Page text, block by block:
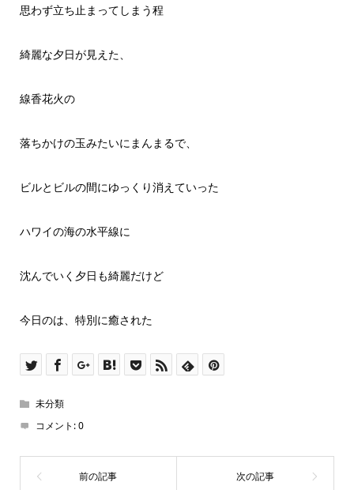
思わず立ち止まってしまう程
綺麗な夕日が見えた、
線香花火の
落ちかけの玉みたいにまんまるで、
ビルとビルの間にゆっくり消えていった
ハワイの海の水平線に
沈んでいく夕日も綺麗だけど
今日のは、特別に癒された
未分類
コメント:0